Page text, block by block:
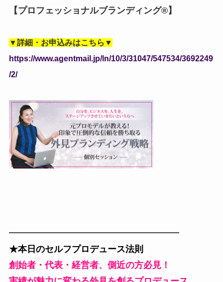
【プロフェッショナルブランディング®】
▼詳細・お申込みはこちら▼
https://www.agentmail.jp/ln/10/3/31047/547534/3692249
/2/
━━━━━━━━━━━━━━━━━━━
★本日のセルフプロデュース法則
創始者・代表・経営者、側近の方必見！